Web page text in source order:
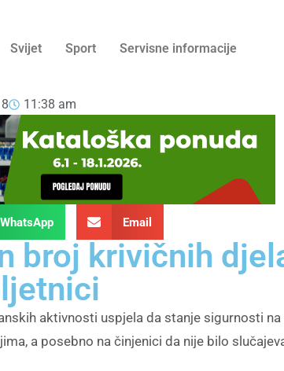
Svijet Sport Servisne informacije
11:38 am
WhatsApp Email
broj krivičnih
aktivnosti uspjela da stanje sigurnosti
a posebno na činjenici da nije bilo